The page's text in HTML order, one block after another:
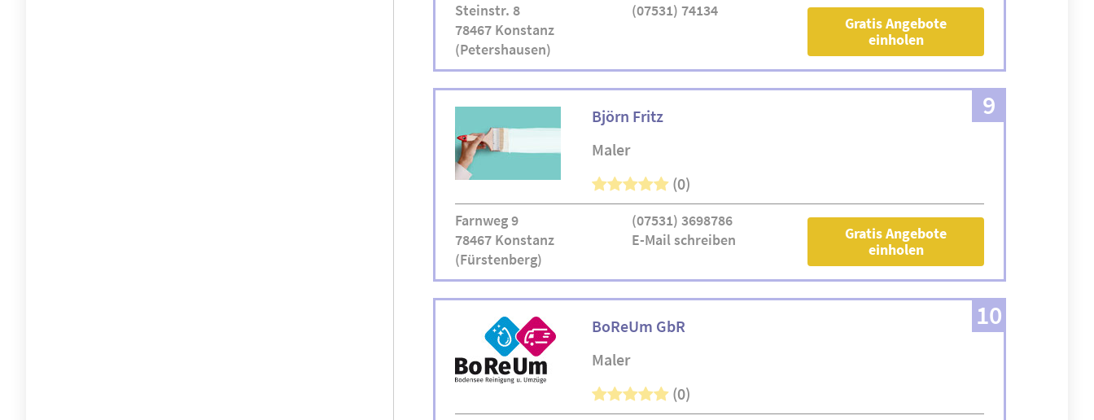
Steinstr. 8
78467 Konstanz
(Petershausen)
(07531) 74134
Gratis Angebote
einholen
9
Björn Fritz
Maler
(0)
Farnweg 9
78467 Konstanz
(Fürstenberg)
(07531) 3698786
E-Mail schreiben
Gratis Angebote
einholen
10
BoReUm GbR
Maler
(0)